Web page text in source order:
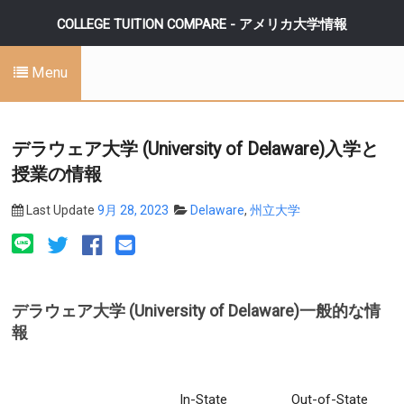
COLLEGE TUITION COMPARE - アメリカ大学情報
Menu
デラウェア大学 (University of Delaware)入学と
授業の情報
Last Update 9月 28, 2023 Delaware, 州立大学
デラウェア大学 (University of Delaware)一般的な情
報
In-State Out-of-State